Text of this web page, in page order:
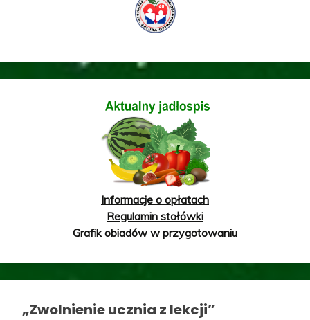
Informacje o opłatach
Regulamin stołówki
Grafik obiadów w przygotowaniu
„Zwolnienie ucznia z lekcji”